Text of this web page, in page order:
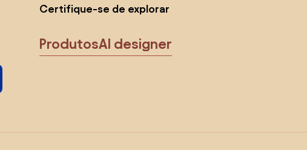
Certifique-se de explorar
ProdutosAI designer